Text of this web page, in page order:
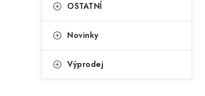
OSTATNÍ
Novinky
Výprodej